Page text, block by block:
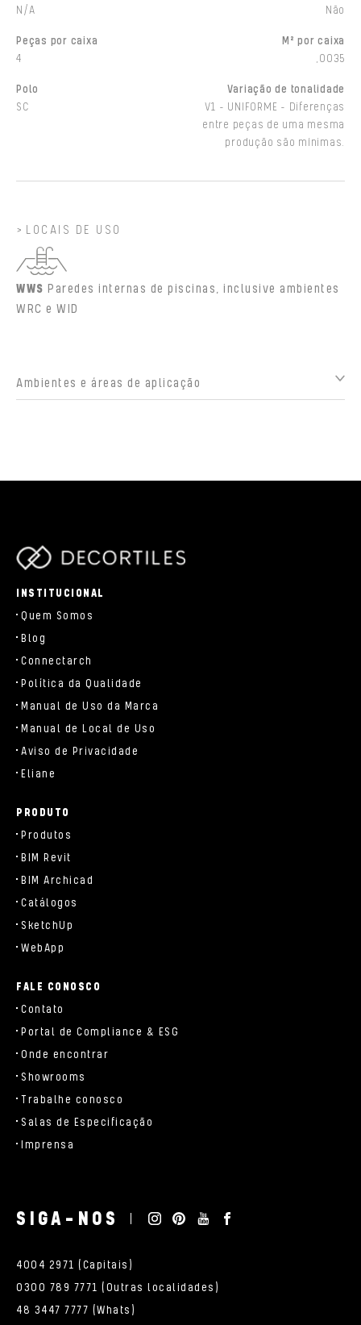
N/A
Não
Peças por caixa
4
M² por caixa
,0035
Polo
SC
Variação de tonalidade
V1 - UNIFORME - Diferenças
entre peças de uma mesma
produção são mínimas.
LOCAIS DE USO
WWS Paredes internas de piscinas, inclusive ambientes
WRC e WID
Ambientes e áreas de aplicação
INSTITUCIONAL
Quem Somos
Blog
Connectarch
Política da Qualidade
Manual de Uso da Marca
Manual de Local de Uso
Aviso de Privacidade
Eliane
PRODUTO
Produtos
BIM Revit
BIM Archicad
Catálogos
SketchUp
WebApp
FALE CONOSCO
Contato
Portal de Compliance & ESG
Onde encontrar
Showrooms
Trabalhe conosco
Salas de Especificação
Imprensa
SIGA-NOS
4004 2971 (Capitais)
0300 789 7771 (Outras localidades)
48 3447 7777 (Whats)